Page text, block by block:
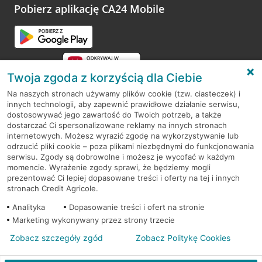
opinie.
Pobierz aplikację CA24 Mobile
RODO
Regulamin serwisu
Mapa serwisu
PolitykaCookies
© 2026 Credit Agricole Bank Polska S.A. Wszelkie prawa zastrzeżone
Twoja zgoda z korzyścią dla Ciebie
Na naszych stronach używamy plików cookie (tzw. ciasteczek) i
innych technologii, aby zapewnić prawidłowe działanie serwisu,
dostosowywać jego zawartość do Twoich potrzeb, a także
dostarczać Ci spersonalizowane reklamy na innych stronach
internetowych. Możesz wyrazić zgodę na wykorzystywanie lub
odrzucić pliki cookie – poza plikami niezbędnymi do funkcjonowania
serwisu. Zgody są dobrowolne i możesz je wycofać w każdym
momencie. Wyrażenie zgody sprawi, że będziemy mogli
prezentować Ci lepiej dopasowane treści i oferty na tej i innych
stronach Credit Agricole.
Analityka
Dopasowanie treści i ofert na stronie
Marketing wykonywany przez strony trzecie
Zobacz szczegóły zgód Zobacz Politykę Cookies